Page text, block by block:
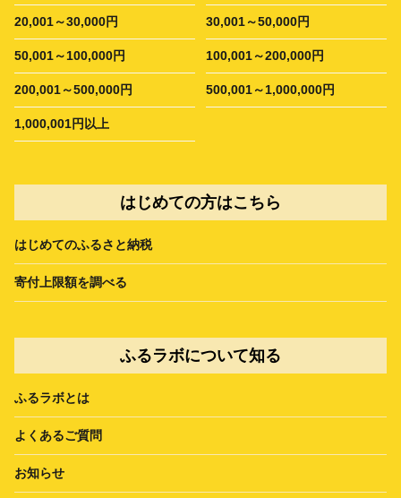
20,001～30,000円 30,001～50,000円
50,001～100,000円 100,001～200,000円
200,001～500,000円 500,001～1,000,000円
1,000,001円以上
はじめての方はこちら
はじめてのふるさと納税
寄付上限額を調べる
ふるラボについて知る
ふるラボとは
よくあるご質問
お知らせ